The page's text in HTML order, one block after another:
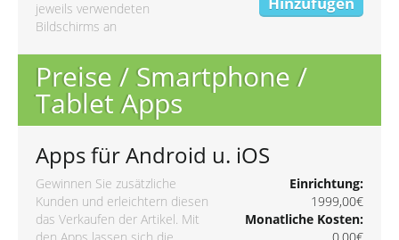
jeweils verwendeten
Bildschirms an
Preise / Smartphone /
Tablet Apps
Apps für Android u. iOS
Gewinnen Sie zusätzliche
Kunden und erleichtern diesen
das Verkaufen der Artikel. Mit
Einrichtung:
1999,00€
Monatliche Kosten: